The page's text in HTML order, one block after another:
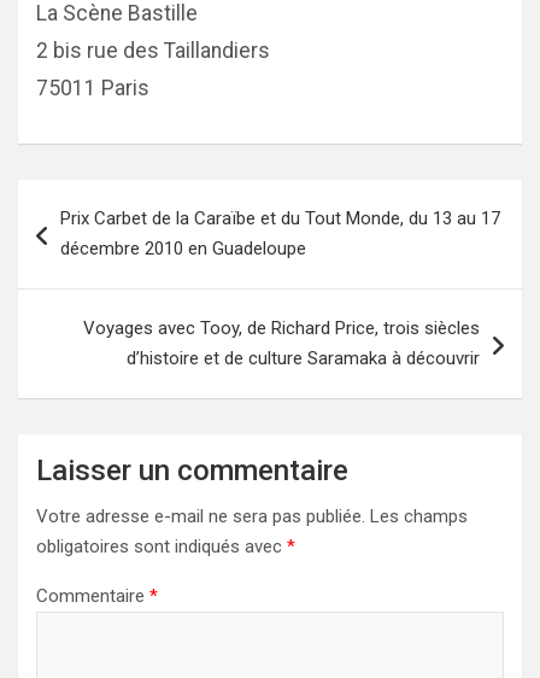
La Scène Bastille
2 bis rue des Taillandiers
75011 Paris
de
Prix Carbet de la Caraïbe et du Tout Monde, du 13 au 17
décembre 2010 en Guadeloupe
Voyages avec Tooy, de Richard Price, trois siècles
d’histoire et de culture Saramaka à découvrir
Laisser un commentaire
Votre adresse e-mail ne sera pas publiée. Les champs
obligatoires sont indiqués avec *
Commentaire *